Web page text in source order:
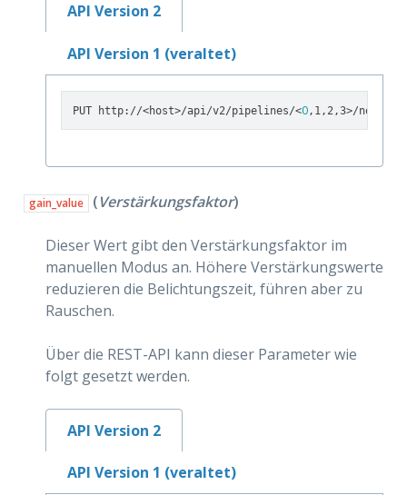
API Version 2
API Version 1 (veraltet)
PUT http://<host>/api/v2/pipelines/<0,1,2,3>/nodes/
gain_value (Verstärkungsfaktor)
Dieser Wert gibt den Verstärkungsfaktor im
manuellen Modus an. Höhere Verstärkungswerte
reduzieren die Belichtungszeit, führen aber zu
Rauschen.
Über die REST-API kann dieser Parameter wie
folgt gesetzt werden.
API Version 2
API Version 1 (veraltet)